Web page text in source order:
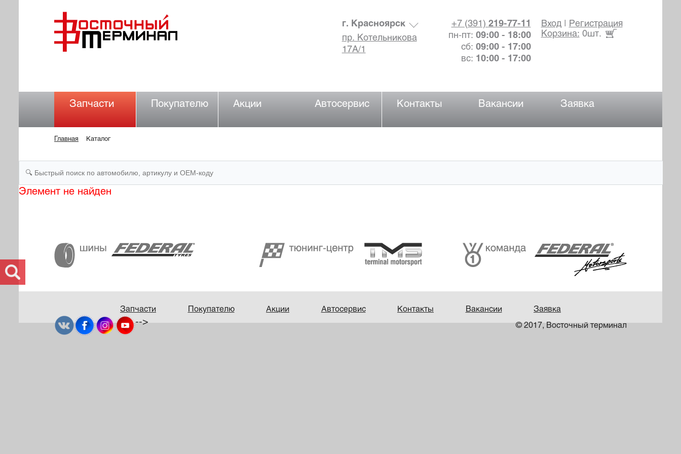
Вход|
Регистрация
Корзина: 0шт.
+7 (391) 219-77-11
пн-пт: 09:00 - 18:00
сб: 09:00 - 17:00
вс: 10:00 - 17:00
г. Красноярск
пр. Котельникова
17А/1
Запчасти Покупателю Акции Автосервис Контакты Вакансии Заявка
Главная Каталог
Элемент не найден
Запчасти Покупателю Акции Автосервис Контакты Вакансии Заявка
© 2017, Восточный терминал
-->